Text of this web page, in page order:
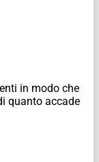
in modo che
quanto accade